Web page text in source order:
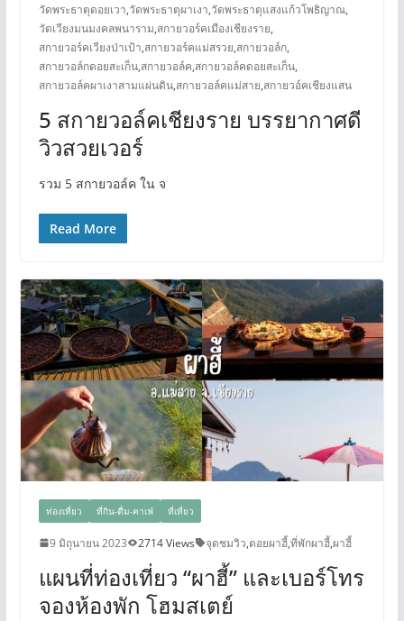
วัดพระธาตุดอยเวา,วัดพระธาตุผาเงา,วัดพระธาตุแสงแก้วโพธิญาณ,
วัดเวียงมนมงคลพนาราม,สกายวอร์คเมืองเชียงราย,
สกายวอร์คเวียงป่าเป้า,สกายวอร์คแม่สรวย,สกายวอล์ก,
สกายวอล์กดอยสะเก็น,สกายวอล์ค,สกายวอล์คดอยสะเก็น,
สกายวอล์คผาเงาสามแผ่นดิน,สกายวอล์คแม่สาย,สกายวอ์คเชียงแสน
5 สกายวอล์คเชียงราย บรรยากาศดี
วิวสวยเวอร์
รวม 5 สกายวอล์ค ใน จ
Read More
ท่องเที่ยว ที่กิน-ดื่ม-คาเฟ่ ที่เที่ยว
9 มิถุนายน 2023 2714 Views จุดชมวิว,ดอยผาฮี้,ที่พักผาฮี้,ผาฮี้
แผนที่ท่องเที่ยว “ผาฮี้” และเบอร์โทร
จองห้องพัก โฮมสเตย์